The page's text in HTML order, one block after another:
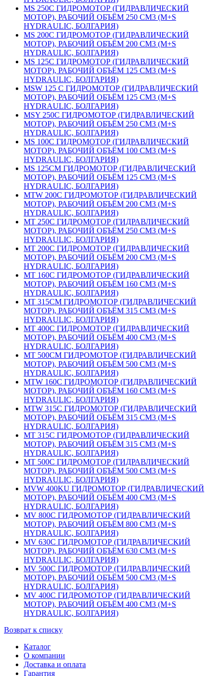
MS 250С ГИДРОМОТОР (ГИДРАВЛИЧЕСКИЙ
МОТОР), РАБОЧИЙ ОБЪЁМ 250 СМ3 (M+S
HYDRAULIC, БОЛГАРИЯ)
MS 200С ГИДРОМОТОР (ГИДРАВЛИЧЕСКИЙ
МОТОР), РАБОЧИЙ ОБЪЁМ 200 СМ3 (M+S
HYDRAULIC, БОЛГАРИЯ)
MS 125С ГИДРОМОТОР (ГИДРАВЛИЧЕСКИЙ
МОТОР), РАБОЧИЙ ОБЪЁМ 125 СМ3 (M+S
HYDRAULIC, БОЛГАРИЯ)
MSW 125 C ГИДРОМОТОР (ГИДРАВЛИЧЕСКИЙ
МОТОР), РАБОЧИЙ ОБЪЁМ 125 СМ3 (M+S
HYDRAULIC, БОЛГАРИЯ)
MSY 250С ГИДРОМОТОР (ГИДРАВЛИЧЕСКИЙ
МОТОР), РАБОЧИЙ ОБЪЁМ 250 СМ3 (M+S
HYDRAULIC, БОЛГАРИЯ)
MS 100С ГИДРОМОТОР (ГИДРАВЛИЧЕСКИЙ
МОТОР), РАБОЧИЙ ОБЪЁМ 100 СМ3 (M+S
HYDRAULIC, БОЛГАРИЯ)
MS 125СM ГИДРОМОТОР (ГИДРАВЛИЧЕСКИЙ
МОТОР), РАБОЧИЙ ОБЪЁМ 125 СМ3 (M+S
HYDRAULIC, БОЛГАРИЯ)
MTW 200С ГИДРОМОТОР (ГИДРАВЛИЧЕСКИЙ
МОТОР), РАБОЧИЙ ОБЪЁМ 200 СМ3 (M+S
HYDRAULIC, БОЛГАРИЯ)
MT 250С ГИДРОМОТОР (ГИДРАВЛИЧЕСКИЙ
МОТОР), РАБОЧИЙ ОБЪЁМ 250 СМ3 (M+S
HYDRAULIC, БОЛГАРИЯ)
MT 200С ГИДРОМОТОР (ГИДРАВЛИЧЕСКИЙ
МОТОР), РАБОЧИЙ ОБЪЁМ 200 СМ3 (M+S
HYDRAULIC, БОЛГАРИЯ)
MT 160С ГИДРОМОТОР (ГИДРАВЛИЧЕСКИЙ
МОТОР), РАБОЧИЙ ОБЪЁМ 160 СМ3 (M+S
HYDRAULIC, БОЛГАРИЯ)
MT 315СM ГИДРОМОТОР (ГИДРАВЛИЧЕСКИЙ
МОТОР), РАБОЧИЙ ОБЪЁМ 315 СМ3 (M+S
HYDRAULIC, БОЛГАРИЯ)
MT 400С ГИДРОМОТОР (ГИДРАВЛИЧЕСКИЙ
МОТОР), РАБОЧИЙ ОБЪЁМ 400 СМ3 (M+S
HYDRAULIC, БОЛГАРИЯ)
MT 500СM ГИДРОМОТОР (ГИДРАВЛИЧЕСКИЙ
МОТОР), РАБОЧИЙ ОБЪЁМ 500 СМ3 (M+S
HYDRAULIC, БОЛГАРИЯ)
MTW 160С ГИДРОМОТОР (ГИДРАВЛИЧЕСКИЙ
МОТОР), РАБОЧИЙ ОБЪЁМ 160 СМ3 (M+S
HYDRAULIC, БОЛГАРИЯ)
MTW 315С ГИДРОМОТОР (ГИДРАВЛИЧЕСКИЙ
МОТОР), РАБОЧИЙ ОБЪЁМ 315 СМ3 (M+S
HYDRAULIC, БОЛГАРИЯ)
MT 315С ГИДРОМОТОР (ГИДРАВЛИЧЕСКИЙ
МОТОР), РАБОЧИЙ ОБЪЁМ 315 СМ3 (M+S
HYDRAULIC, БОЛГАРИЯ)
MT 500С ГИДРОМОТОР (ГИДРАВЛИЧЕСКИЙ
МОТОР), РАБОЧИЙ ОБЪЁМ 500 СМ3 (M+S
HYDRAULIC, БОЛГАРИЯ)
MVW 400KU ГИДРОМОТОР (ГИДРАВЛИЧЕСКИЙ
МОТОР), РАБОЧИЙ ОБЪЁМ 400 СМ3 (M+S
HYDRAULIC, БОЛГАРИЯ)
MV 800С ГИДРОМОТОР (ГИДРАВЛИЧЕСКИЙ
МОТОР), РАБОЧИЙ ОБЪЁМ 800 СМ3 (M+S
HYDRAULIC, БОЛГАРИЯ)
MV 630С ГИДРОМОТОР (ГИДРАВЛИЧЕСКИЙ
МОТОР), РАБОЧИЙ ОБЪЁМ 630 СМ3 (M+S
HYDRAULIC, БОЛГАРИЯ)
MV 500С ГИДРОМОТОР (ГИДРАВЛИЧЕСКИЙ
МОТОР), РАБОЧИЙ ОБЪЁМ 500 СМ3 (M+S
HYDRAULIC, БОЛГАРИЯ)
MV 400С ГИДРОМОТОР (ГИДРАВЛИЧЕСКИЙ
МОТОР), РАБОЧИЙ ОБЪЁМ 400 СМ3 (M+S
HYDRAULIC, БОЛГАРИЯ)
Возврат к списку
Каталог
О компании
Доставка и оплата
Гарантия